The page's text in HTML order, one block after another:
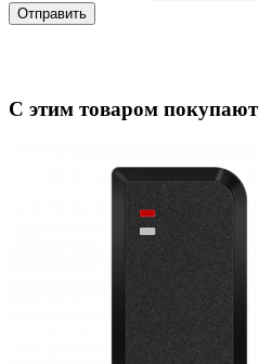
Отправить
С этим товаром покупают